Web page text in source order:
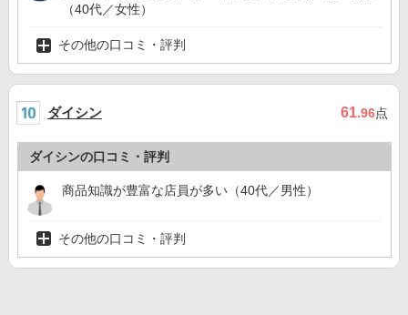
（40代／女性）
その他の口コミ・評判
ダイシン 61.96点
ダイシンの口コミ・評判
商品知識が豊富な店員が多い（40代／男性）
その他の口コミ・評判